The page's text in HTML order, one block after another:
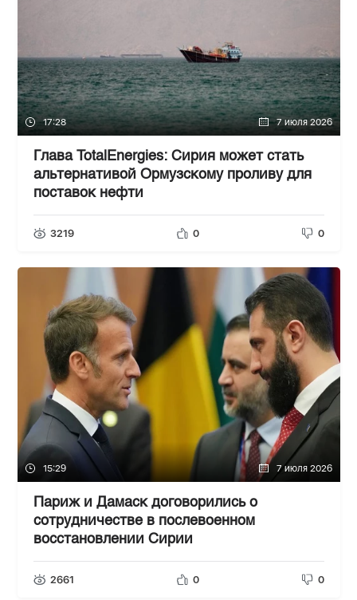
17:28 7 июля 2026
Глава TotalEnergies: Сирия может стать
альтернативой Ормузскому проливу для
поставок нефти
3219 0 0
15:29 7 июля 2026
Париж и Дамаск договорились о
сотрудничестве в послевоенном
восстановлении Сирии
2661 0 0